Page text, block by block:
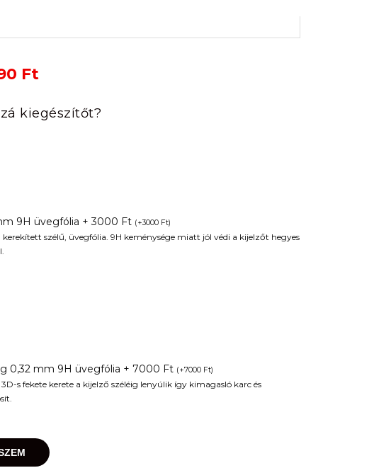
Ft.
Ft
is:
4490 Ft.
kiegészítőt?
9H üvegfólia + 3000 Ft (+3000 Ft)
szélű, üvegfólia. 9H keménysége miatt jól védi a kijelzőt hegyes
0,32 mm 9H üvegfólia + 7000 Ft (+7000 Ft)
s fekete kerete a kijelző széléig lenyúlik így kimagasló karc és